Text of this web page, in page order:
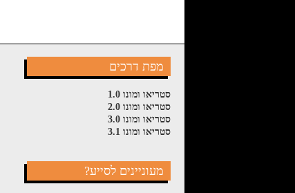
מפת דרכים
סטריאו ומונו 1.0
סטריאו ומונו 2.0
סטריאו ומונו 3.0
סטריאו ומונו 3.1
מעוניינים לסייע?